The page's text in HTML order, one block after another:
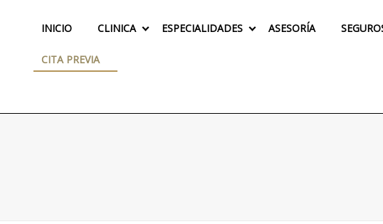
INICIO CLINICA ESPECIALIDADES ASESORÍA
CITA PREVIA